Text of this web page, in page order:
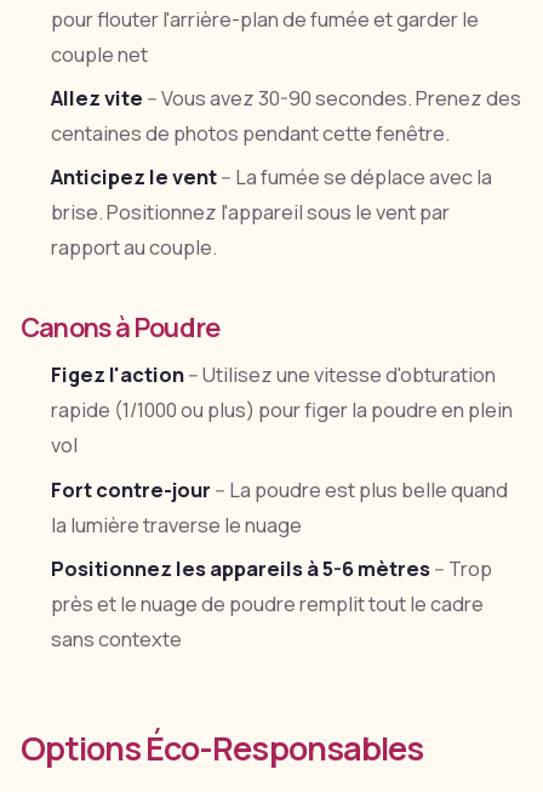
pour flouter l'arrière-plan de fumée et garder le
couple net
Allez vite -- Vous avez 30-90 secondes. Prenez des
centaines de photos pendant cette fenêtre.
Anticipez le vent-- La fumée se déplace avec la
brise. Positionnez l'appareil sous le vent par
rapport au couple.
Canons à Poudre
Figez l'action-- Utilisez une vitesse d'obturation
rapide (1/1000 ou plus) pour figer la poudre en plein
vol
Fort contre-jour -- La poudre est plus belle quand
la lumière traverse le nuage
Positionnez les appareils à 5-6 mètres-- Trop
près et le nuage de poudre remplit tout le cadre
sans contexte
Options Éco-Responsables